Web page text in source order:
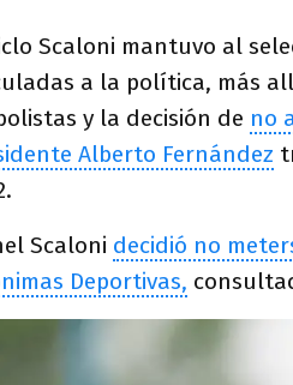
Scaloni mantuvo al
a la política, más
y la decisión de no
Alberto Fernández
Scaloni decidió no
Deportivas,